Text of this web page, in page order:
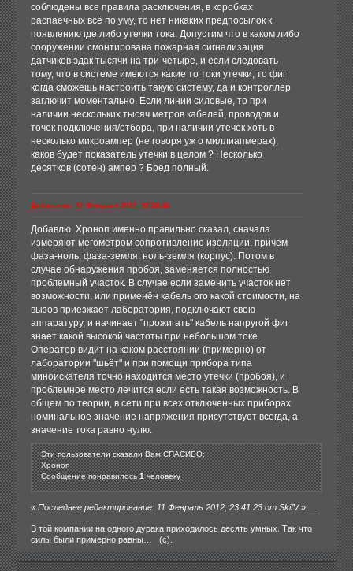
соблюдены все правила расключения, в коробках
распаечных всё по уму, то нет никаких предпосылок к
появлению где либо утечки тока. Допустим что в каком либо
сооружении смонтирована пожарная сигнализация
датчиков эдак тысячи на три-четыре, и если следовать
тому, что в системе имеются какие то токи утечки, то фиг
когда сможешь настроить такую систему, да и контроллер
заглючит моментально. Если линии силовые, то при
наличии нескольких тысяч метров кабелей, проводов и
точек подключения/отбора, при наличии утечек хоть в
несколько микроампер (не говоря уж о миллиапмерах),
каков будет показатель утечки в целом ? Несколько
десятков (сотен) ампер ? Бред полный.
Добавлено: 11 Февраля 2012, 23:38:46
Добавлю. Хроноп именно правильно сказал, сначала
измеряют мегометром сопротивление изоляции, причём
фаза-ноль, фаза-земля, ноль-земля (корпус). Потом в
случае обнаружения пробоя, заменяется полностью
проблемный участок. В случае если заменить участок нет
возможности, или применён кабель ого какой стоимости, на
вызов приезжает лаборатория, подключают свою
аппаратуру, и начинает "прожигать" кабель напругой фиг
знает какой высокой частоты при небольшом токе.
Оператор видит на каком расстоянии (примерно) от
лаборатории "шьёт" и при помощи прибора типа
миноискателя точно находится место утечки (пробоя), и
проблемное место лечится если есть такая возможность. В
общем по теории, в сети при всех отключенных приборах
номинальное значение напряжения присутствует всегда, а
значение тока равно нулю.
Эти пользователи сказали Вам СПАСИБО:
Хроноп
Сообщение понравилось1человеку
« Последнее редактирование: 11 Февраль 2012, 23:41:23 от SkifV»
В той компании на одного дурака приходилось десять умных. Так что
силы были примерно равны… (с).